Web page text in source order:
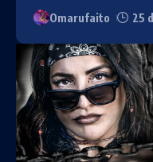
Omarufaito 25